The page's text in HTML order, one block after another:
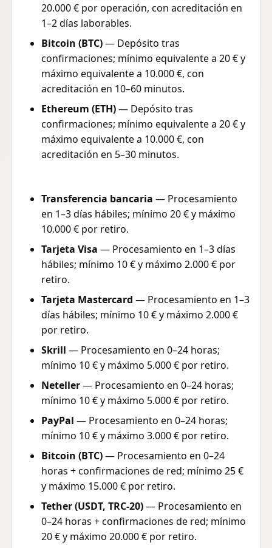
20.000 € por operación, con acreditación en
1–2 días laborables.
Bitcoin (BTC)— Depósito tras
confirmaciones; mínimo equivalente a 20 € y
máximo equivalente a 10.000 €, con
acreditación en 10–60 minutos.
Ethereum (ETH)— Depósito tras
confirmaciones; mínimo equivalente a 20 € y
máximo equivalente a 10.000 €, con
acreditación en 5–30 minutos.
Transferencia bancaria — Procesamiento
en 1–3 días hábiles; mínimo 20 € y máximo
10.000 € por retiro.
Tarjeta Visa — Procesamiento en 1–3 días
hábiles; mínimo 10 € y máximo 2.000 € por
retiro.
Tarjeta Mastercard — Procesamiento en 1–3
días hábiles; mínimo 10 € y máximo 2.000 €
por retiro.
Skrill — Procesamiento en 0–24 horas;
mínimo 10 € y máximo 5.000 € por retiro.
Neteller— Procesamiento en 0–24 horas;
mínimo 10 € y máximo 5.000 € por retiro.
PayPal — Procesamiento en 0–24 horas;
mínimo 10 € y máximo 3.000 € por retiro.
Bitcoin (BTC)— Procesamiento en 0–24
horas + confirmaciones de red; mínimo 25 €
y máximo 15.000 € por retiro.
Tether (USDT, TRC-20)— Procesamiento en
0–24 horas + confirmaciones de red; mínimo
20 € y máximo 20.000 € por retiro.